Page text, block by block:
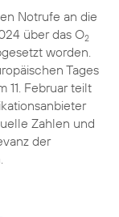
Notrufe an die
über das O2
worden.
Tages
11. Februar teilt
Zahlen und
der